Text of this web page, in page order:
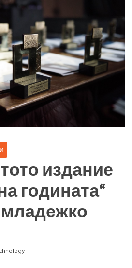
издание
годината“